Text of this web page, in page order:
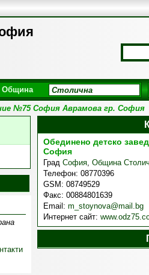
Община
№75 София Аврамова гр. София
Обединено детско
София
Град София, Община
Телефон: 08770396
GSM: 08749529
Факс: 00884801639
Email: m_stoynova@mail.bg
Интернет сайт: